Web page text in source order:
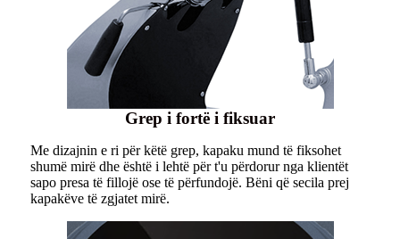
Grep i fortë i fiksuar
Me dizajnin e ri për këtë grep, kapaku mund të fiksohet
shumë mirë dhe është i lehtë për t'u përdorur nga klientët
sapo presa të fillojë ose të përfundojë. Bëni që secila prej
kapakëve të zgjatet mirë.